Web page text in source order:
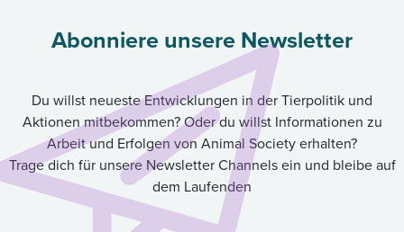
Abonniere unsere Newsletter
Du willst neueste Entwicklungen in der Tierpolitik und
Aktionen mitbekommen? Oder du willst Informationen zu
Arbeit und Erfolgen von Animal Society erhalten?
Trage dich für unsere Newsletter Channels ein und bleibe auf
dem Laufenden